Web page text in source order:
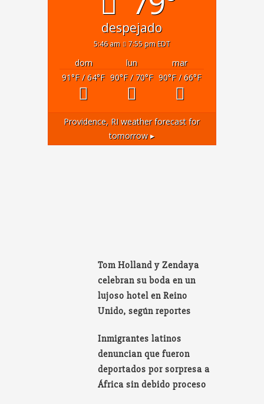
despejado
5:46 am 7:55 pm EDT
dom lun
mar
91°F/ 64°F 90°F/ 70°F 90°F/ 66°F
Providence, RI weather forecast for
tomorrow ▸
Tom Holland y Zendaya
celebran su boda en un
lujoso hotel en Reino
Unido, según reportes
Inmigrantes latinos
denuncian que fueron
deportados por sorpresa a
África sin debido proceso